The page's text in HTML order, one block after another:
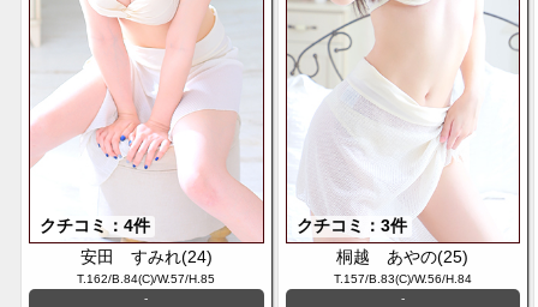
クチコミ：4件
安田 すみれ(24)
T.162/B.84(C)/W.57/H.85
-
クチコミ：3件
桐越 あやの(25)
T.157/B.83(C)/W.56/H.84
-